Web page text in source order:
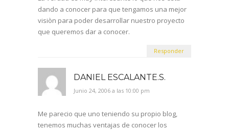
dando a conocer para que tengamos una mejor
visiòn para poder desarrollar nuestro proyecto
que queremos dar a conocer.
Responder
DANIEL ESCALANTE.S.
Junio 24, 2006 a las 10:00 pm
Me parecio que uno teniendo su propio blog,
tenemos muchas ventajas de conocer los